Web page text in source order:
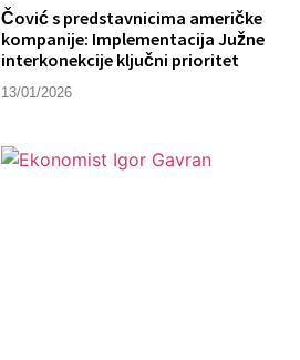
Čović s predstavnicima američke
kompanije: Implementacija Južne
interkonekcije ključni prioritet
13/01/2026